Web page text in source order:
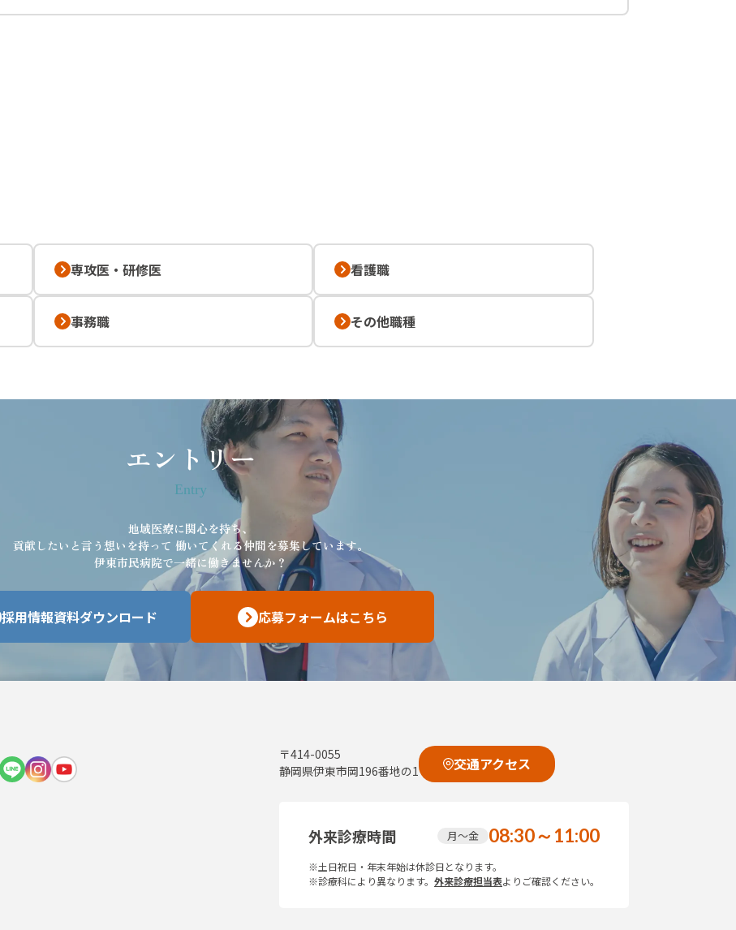
専攻医・研修医 看護職
事務職 その他職種
エントリー
Entry
地域医療に関心を持ち、
貢献したいと言う想いを持って 働いてくれる仲間を募集しています。
伊東市民病院で一緒に働きませんか？
採用情報資料ダウンロード 応募フォームはこちら
〒414-0055
静岡県伊東市岡196番地の1
交通アクセス
外来診療時間 月～金 08:30～11:00
※土日祝日・年末年始は休診日となります。
※診療科により異なります。 外来診療担当表よりご確認ください。